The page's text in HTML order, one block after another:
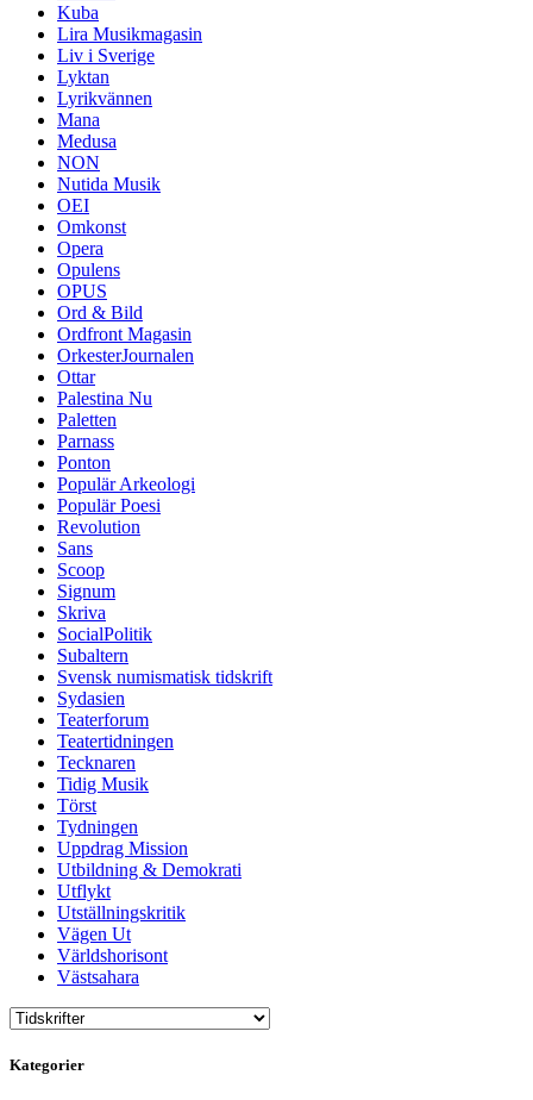
Kuba
Lira Musikmagasin
Liv i Sverige
Lyktan
Lyrikvännen
Mana
Medusa
NON
Nutida Musik
OEI
Omkonst
Opera
Opulens
OPUS
Ord & Bild
Ordfront Magasin
OrkesterJournalen
Ottar
Palestina Nu
Paletten
Parnass
Ponton
Populär Arkeologi
Populär Poesi
Revolution
Sans
Scoop
Signum
Skriva
SocialPolitik
Subaltern
Svensk numismatisk tidskrift
Sydasien
Teaterforum
Teatertidningen
Tecknaren
Tidig Musik
Törst
Tydningen
Uppdrag Mission
Utbildning & Demokrati
Utflykt
Utställningskritik
Vägen Ut
Världshorisont
Västsahara
Kategorier